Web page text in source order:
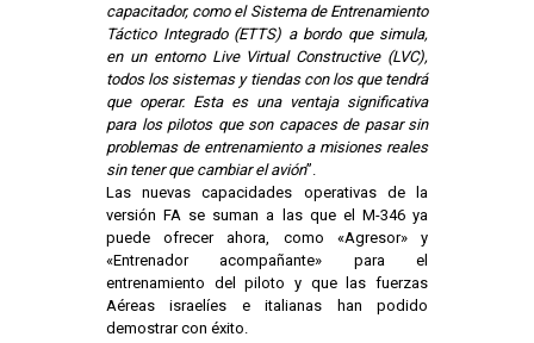
capacitador, como el Sistema de Entrenamiento
Táctico Integrado (ETTS) a bordo que simula,
en un entorno Live Virtual Constructive (LVC),
todos los sistemas y tiendas con los que tendrá
que operar. Esta es una ventaja significativa
para los pilotos que son capaces de pasar sin
problemas de entrenamiento a misiones reales
sin tener que cambiar el avión”.
Las nuevas capacidades operativas de la
versión FA se suman a las que el M-346 ya
puede ofrecer ahora, como «Agresor» y
«Entrenador acompañante» para el
entrenamiento del piloto y que las fuerzas
Aéreas israelíes e italianas han podido
demostrar con éxito.